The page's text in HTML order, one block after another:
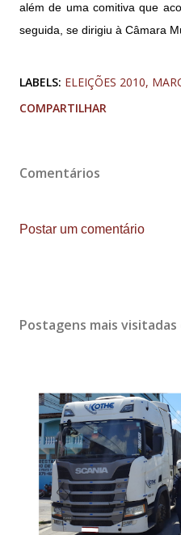
além de uma comitiva que
seguida, se dirigiu à Câmara
LABELS: ELEIÇÕES 2010
COMPARTILHAR
Comentários
Postar um comentário
Postagens mais